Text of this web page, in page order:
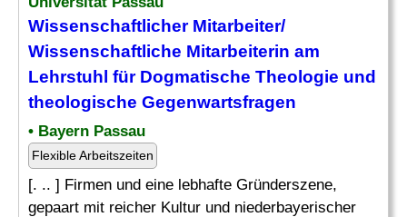
Wissenschaftlicher Mitarbeiter/
Wissenschaftliche Mitarbeiterin am
Lehrstuhl für Dogmatische Theologie und
theologische Gegenwartsfragen
• Bayern Passau
Flexible Arbeitszeiten
[. .. ] Firmen und eine lebhafte Gründerszene,
gepaart mit reicher Kultur und niederbayerischer